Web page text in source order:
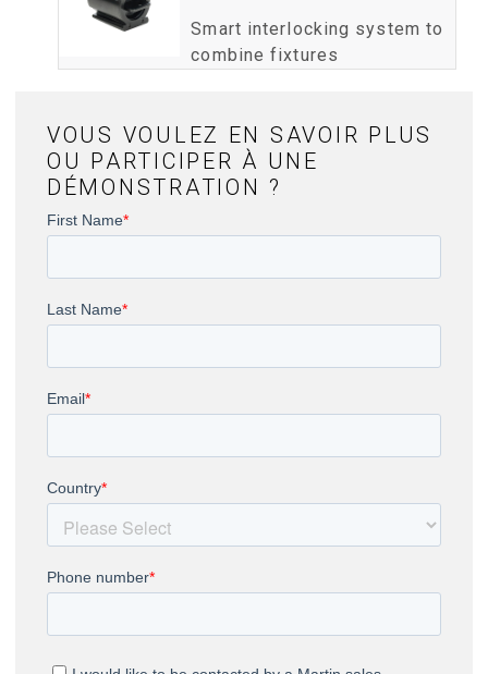
Smart interlocking system to
combine fixtures
VOUS VOULEZ EN SAVOIR PLUS
OU PARTICIPER À UNE
DÉMONSTRATION ?